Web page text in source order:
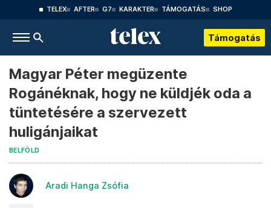
TELEX AFTER G7 KARAKTER TÁMOGATÁS SHOP
Támogatás
Magyar Péter megüzente
Rogánéknak, hogy ne küldjék oda a
tüntetésére a szervezett
huligánjaikat
BELFÖLD
Aradi Hanga Zsófia